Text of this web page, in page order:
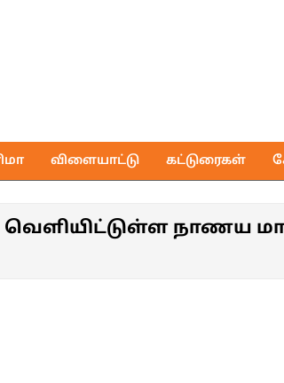
விளையாட்டு கட்டுரைகள்
நாணய